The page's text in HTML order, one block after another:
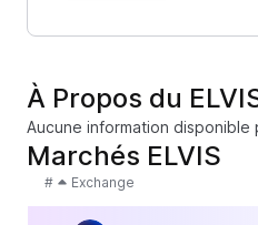
À Propos du
Aucune information disponible
Marchés ELVIS
# Exchange